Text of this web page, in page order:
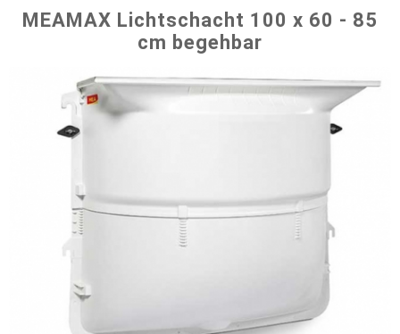
MEAMAX Lichtschacht 100 x 60 - 85
cm begehbar